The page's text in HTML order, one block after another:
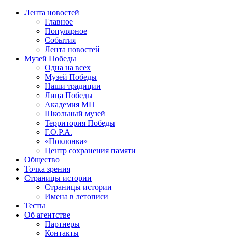
Лента новостей
Главное
Популярное
События
Лента новостей
Музей Победы
Одна на всех
Музей Победы
Наши традиции
Лица Победы
Академия МП
Школьный музей
Территория Победы
Г.О.Р.А.
«Поклонка»
Центр сохранения памяти
Общество
Точка зрения
Страницы истории
Страницы истории
Имена в летописи
Тесты
Об агентстве
Партнеры
Контакты